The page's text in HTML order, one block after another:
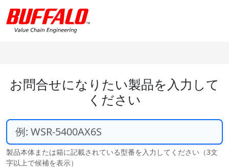
お問合せになりたい製品を入力して
ください
製品本体または箱に記載されている型番を入力してください（3文
字以上で候補を表示）